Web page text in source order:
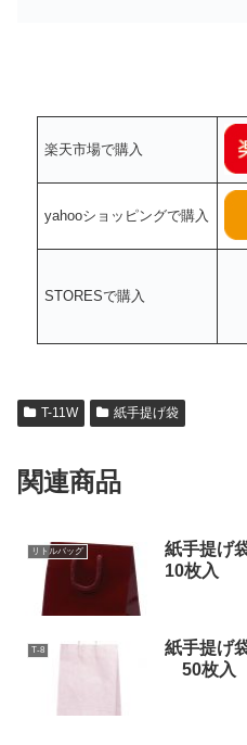
楽天市場で購入
yahooショッピングで購入
STORESで購入
T-11W 紙手提げ袋
関連商品
リトルバッグ
紙手提げ
10枚入
T-8
紙手提げ
50枚入